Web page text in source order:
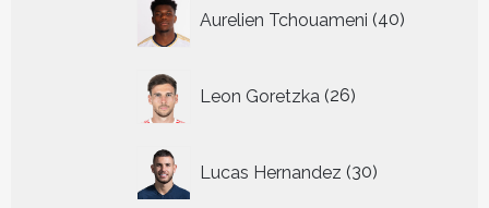
Aurelien Tchouameni 40
producten
Leon Goretzka 26
producten
Lucas Hernandez 30
producten